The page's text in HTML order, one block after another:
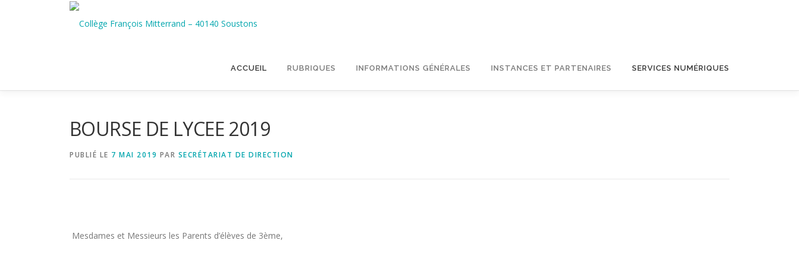
ACCUEIL RUBRIQUES INFORMATIONS GÉNÉRALES INSTANCES ET PARTENAIRES SERVICES NUMÉRIQUES
BOURSE DE LYCEE 2019
PUBLIÉ LE 7 MAI 2019 PAR SECRÉTARIAT DE DIRECTION
Mesdames et Messieurs les Parents d’élèves de 3ème,